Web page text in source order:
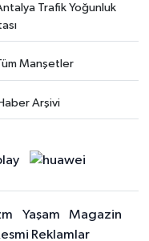
Trafik Yoğunluk
Manşetler
Arşivi
Yaşam
Magazin
Reklamlar